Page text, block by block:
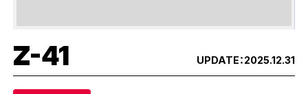
Z-41 UPDATE：2025.12.31